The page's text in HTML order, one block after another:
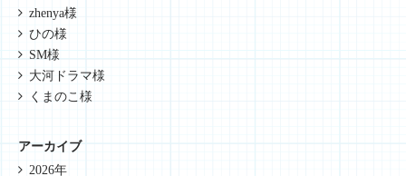
zhenya様
ひの様
SM様
大河ドラマ様
くまのこ様
アーカイブ
2026年